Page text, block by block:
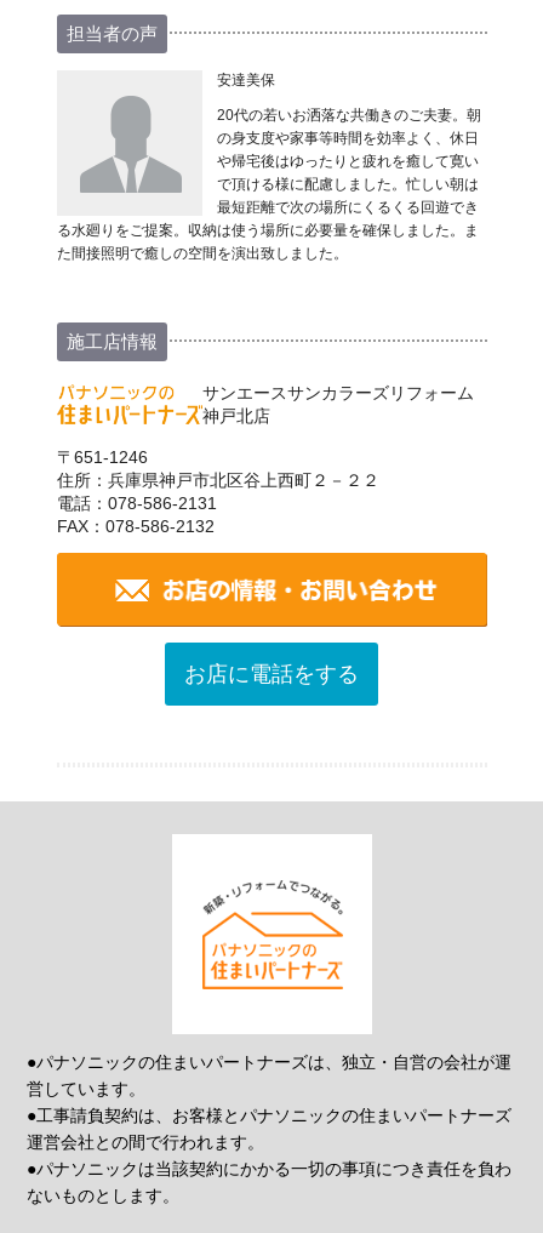
担当者の声
安達美保
20代の若いお洒落な共働きのご夫妻。朝
の身支度や家事等時間を効率よく、休日
や帰宅後はゆったりと疲れを癒して寛い
で頂ける様に配慮しました。忙しい朝は
最短距離で次の場所にくるくる回遊でき
る水廻りをご提案。収納は使う場所に必要量を確保しました。ま
た間接照明で癒しの空間を演出致しました。
施工店情報
サンエースサンカラーズリフォーム
神戸北店
〒651-1246
住所：兵庫県神戸市北区谷上西町２－２２
電話：078-586-2131
FAX：078-586-2132
お店に電話をする
●パナソニックの住まいパートナーズは、独立・自営の会社が運
営しています。
●工事請負契約は、お客様とパナソニックの住まいパートナーズ
運営会社との間で行われます。
●パナソニックは当該契約にかかる一切の事項につき責任を負わ
ないものとします。